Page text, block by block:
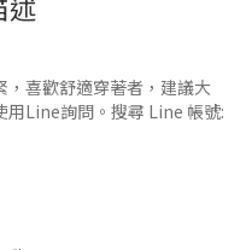
喜歡舒適穿著者，建議大
用Line詢問。搜尋 Line 帳號: